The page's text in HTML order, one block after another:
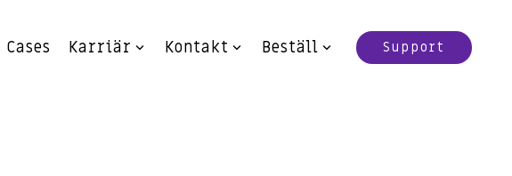
Cases Karriär Kontakt Beställ Support